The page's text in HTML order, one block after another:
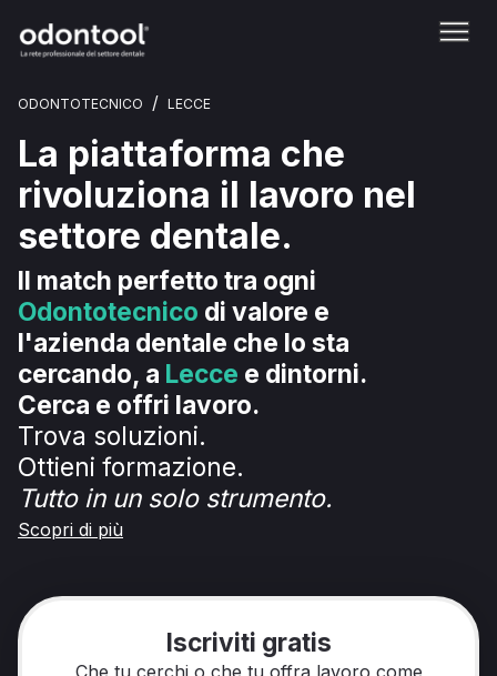
ODONTOTECNICO / LECCE
La piattaforma che
rivoluziona il lavoro nel
settore dentale.
Il match perfetto tra ogni
Odontotecnico di valore e
l'azienda dentale che lo sta
cercando, a Lecce e dintorni.
Cerca e offri lavoro.
Trova soluzioni.
Ottieni formazione.
Tutto in un solo strumento.
Scopri di più
Iscriviti gratis
Che tu cerchi o che tu offra lavoro come